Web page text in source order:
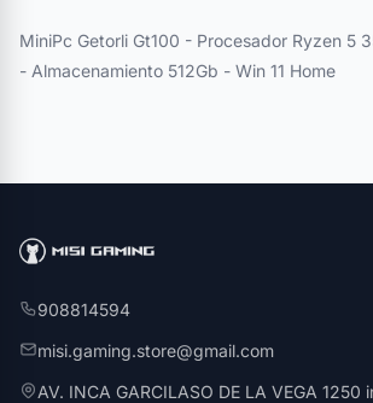
MiniPc Getorli Gt100 - Procesador Ryzen 5
- Almacenamiento 512Gb - Win 11 Home
908814594
misi.gaming.store@gmail.com
AV. INCA GARCILASO DE LA VEGA 1250